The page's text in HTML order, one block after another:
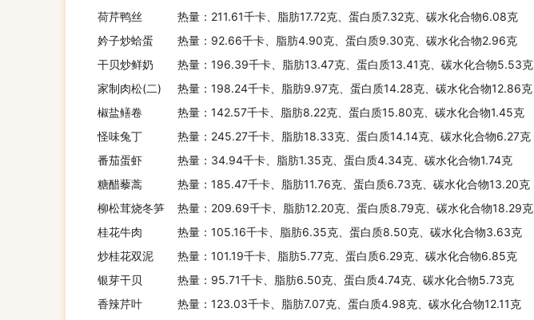
荷芹鸭丝
热量：211.61千卡、脂肪17.72克、蛋白质7.32克、碳水化合物6.08克
妗子炒蛤蛋
热量：92.66千卡、脂肪4.90克、蛋白质9.30克、碳水化合物2.96克
干贝炒鲜奶
热量：196.39千卡、脂肪13.47克、蛋白质13.41克、碳水化合物5.53克
家制肉松(二)
热量：198.24千卡、脂肪9.97克、蛋白质14.28克、碳水化合物12.86克
椒盐鳝卷
热量：142.57千卡、脂肪8.22克、蛋白质15.80克、碳水化合物1.45克
怪味兔丁
热量：245.27千卡、脂肪18.33克、蛋白质14.14克、碳水化合物6.27克
番茄蛋虾
热量：34.94千卡、脂肪1.35克、蛋白质4.34克、碳水化合物1.74克
糖醋藜蒿
热量：185.47千卡、脂肪11.76克、蛋白质6.73克、碳水化合物13.20克
柳松茸烧冬笋
热量：209.69千卡、脂肪12.20克、蛋白质8.79克、碳水化合物18.29克
桂花牛肉
热量：105.16千卡、脂肪6.35克、蛋白质8.50克、碳水化合物3.63克
炒桂花双泥
热量：101.19千卡、脂肪5.77克、蛋白质6.29克、碳水化合物6.85克
银芽干贝
热量：95.71千卡、脂肪6.50克、蛋白质4.74克、碳水化合物5.73克
香辣芹叶
热量：123.03千卡、脂肪7.07克、蛋白质4.98克、碳水化合物12.11克